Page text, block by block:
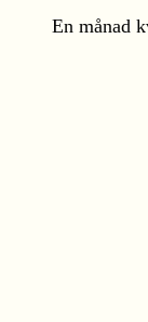
En månad